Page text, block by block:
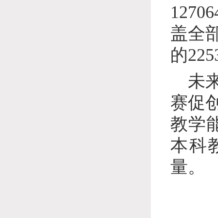
盖全
的
未
赛促
教学
本科
量。